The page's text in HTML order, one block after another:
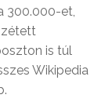
300.000-et,
is túl
Wikipedia